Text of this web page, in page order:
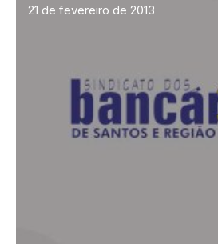
21 de fevereiro de 2013